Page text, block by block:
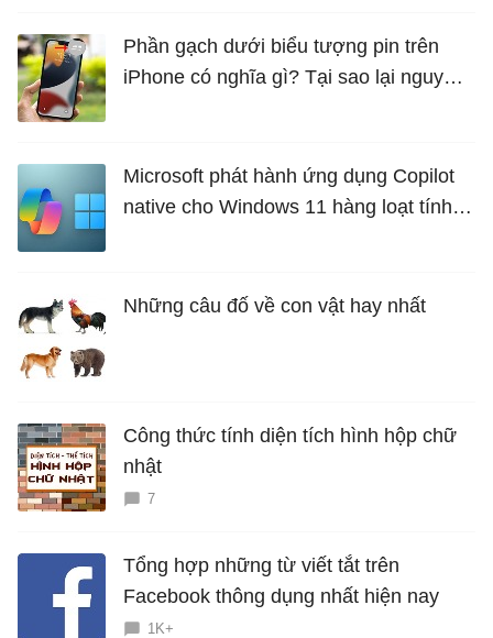
Phần gạch dưới biểu tượng pin trên
iPhone có nghĩa gì? Tại sao lại nguy
Microsoft phát hành ứng dụng Copilot
native cho Windows 11 hàng loạt tính
Những câu đố về con vật hay nhất
Công thức tính diện tích hình hộp chữ
nhật
7
Tổng hợp những từ viết tắt trên
Facebook thông dụng nhất hiện nay
1K+